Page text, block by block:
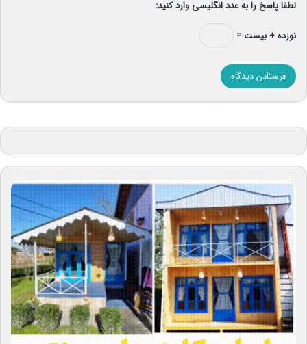
لطفا پاسخ را به عدد انگلیسی وارد کنید:
نوزده + بیست =